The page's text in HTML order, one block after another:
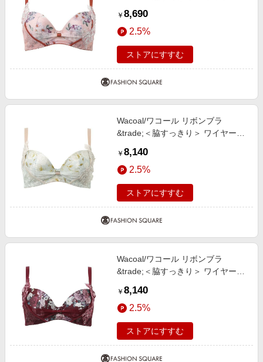
３） OR E85
￥ 8,690
2.5%
ストアにすすむ
Wacoal/ワコール リボンブラ
&trade;＜脇すっきり＞ ワイヤーブ
３） LB C65
￥ 8,140
2.5%
ストアにすすむ
Wacoal/ワコール リボンブラ
&trade;＜脇すっきり＞ ワイヤーブ
３） WI C80
￥ 8,140
2.5%
ストアにすすむ